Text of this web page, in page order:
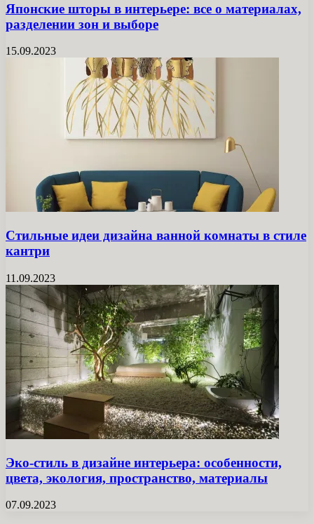
Японские шторы в интерьере: все о материалах,
разделении зон и выборе
15.09.2023
Стильные идеи дизайна ванной комнаты в стиле
кантри
11.09.2023
Эко-стиль в дизайне интерьера: особенности,
цвета, экология, пространство, материалы
07.09.2023